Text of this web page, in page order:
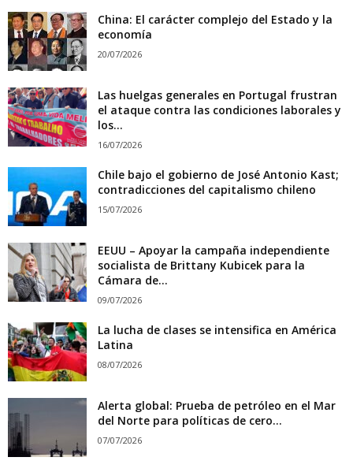
China: El carácter complejo del Estado y la
economía
20/07/2026
Las huelgas generales en Portugal frustran
el ataque contra las condiciones laborales y
los...
16/07/2026
Chile bajo el gobierno de José Antonio Kast;
contradicciones del capitalismo chileno
15/07/2026
EEUU – Apoyar la campaña independiente
socialista de Brittany Kubicek para la
Cámara de...
09/07/2026
La lucha de clases se intensifica en América
Latina
08/07/2026
Alerta global: Prueba de petróleo en el Mar
del Norte para políticas de cero...
07/07/2026